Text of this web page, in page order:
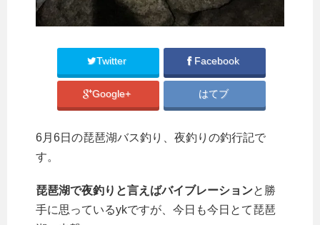
Twitter Facebook
Google+ はてブ
6月6日の琵琶湖バス釣り、夜釣りの釣行記で
す。
琵琶湖で夜釣りと言えばバイブレーションと勝
手に思っているykですが、今日も今日とて琵琶